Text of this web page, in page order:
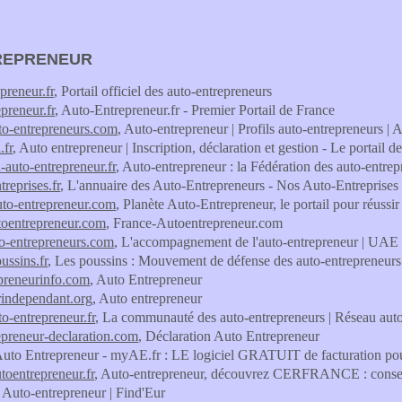
, Portail officiel des auto-entrepreneurs
, Auto-Entrepreneur.fr - Premier Portail de France
entrepreneurs.com, Auto-entrepreneur | Profils auto-entrepreneurs |
, Auto entrepreneur | Inscription, déclaration et gestion - Le portail
auto-entrepreneur.fr, Auto-entrepreneur : la Fédération des auto-
, L'annuaire des Auto-Entrepreneurs - Nos Auto-Entreprises
entrepreneur.com, Planète Auto-Entrepreneur, le portail pour
, France-Autoentrepreneur.com
entrepreneurs.com, L'accompagnement de l'auto-entrepreneur | UAE
, Les poussins : Mouvement de défense des auto-entrepreneurs
, Auto Entrepreneur
, Auto entrepreneur
entrepreneur.fr, La communauté des auto-entrepreneurs | Réseau
declaration.com, Déclaration Auto Entrepreneur
Entrepreneur - myAE.fr : LE logiciel GRATUIT de facturation
, Auto-entrepreneur, découvrez CERFRANCE :
Auto-entrepreneur | Find'Eur